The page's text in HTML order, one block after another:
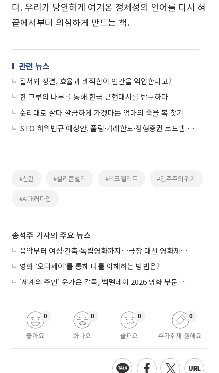
다. 우리가 당연하게 여겨온 정체성의 언어를 다시 혀
끝에서부터 의심하게 만드는 책.
관련 뉴스
질서와 청결, 효율과 쾌적함이 인간을 억압한다고?
한 그루의 나무를 통해 한국 근현대사를 탐구하다
순리대로 살다 깔끔하게 가겠다는 엄마의 죽을 복 찾기
STO 하위법규 예상안, 풀링·거래한도·정형증권 로드맵 제시
#신간 #실리콘밸리 #테크엘리트 #민주주의위기
#AI패러다임
송석주 기자의 주요 뉴스
음악부터 여성·건축·독립영화까지…극장 대신 영화제로 즐기는 스크린 여행
영화 ‘오디세이’를 통해 나를 이해하는 방법은?
'세계의 주인' 윤가은 감독, 벡델데이 2026 영화 부문 벡델리안 감독 선정
좋아요
0
화나요
0
슬퍼요
0
추가취재 원해요
0